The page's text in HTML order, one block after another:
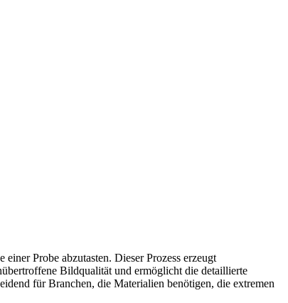
Probe abzutasten. Dieser Prozess erzeugt
Bildqualität und ermöglicht die detaillierte
für Branchen, die Materialien benötigen, die extremen